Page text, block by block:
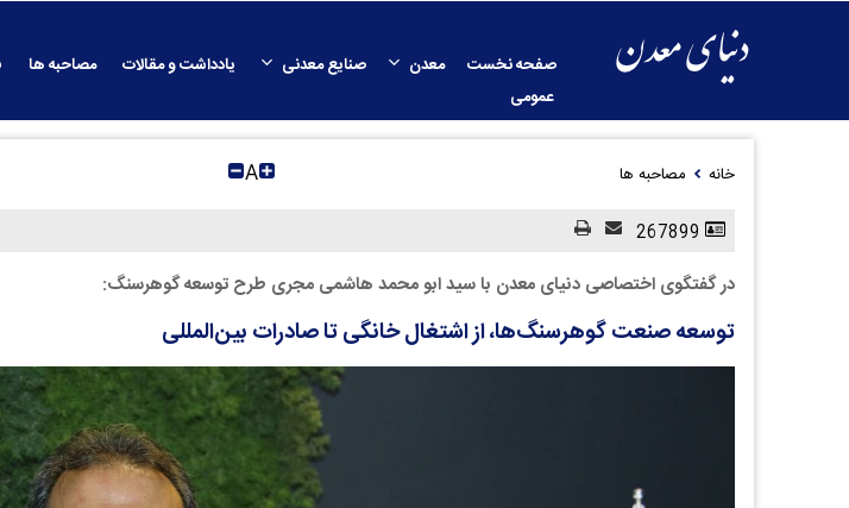
صفحه نخست معدن صنایع معدنی یادداشت و مقالات مصاحبه ها
عمومی
خانه مصاحبه ها A
در گفتگوی اختصاصی دنیای معدن با سید ابو محمد هاشمی مجری طرح توسعه گوهرسنگ:
توسعه صنعت گوهرسنگ‌ها، از اشتغال خانگی تا صادرات بین‌المللی